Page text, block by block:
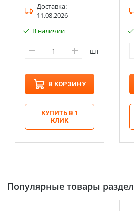
Доставка:
11.08.2026
В наличии
шт
В КОРЗИНУ
КУПИТЬ В 1
КЛИК
Популярные товары